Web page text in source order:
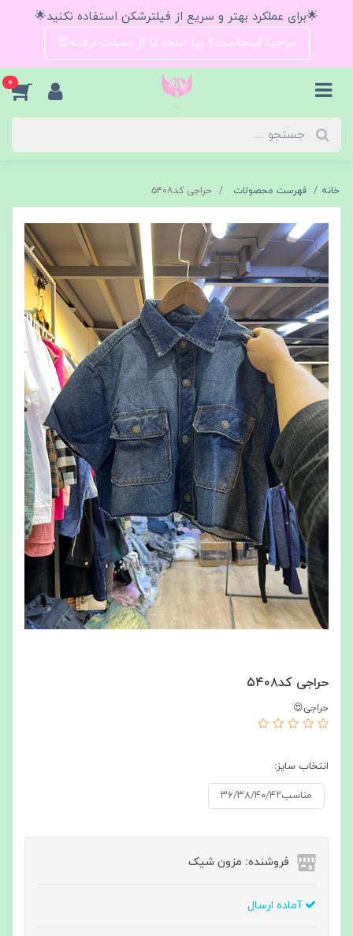
🌟برای عملکرد بهتر و سریع از فیلترشکن استفاده نکنید🌟
حراجیا اینجاست؟ بیا اینجا تا از دستت نرفته😍
0
خانه فهرست محصولات حراجی کد۵۴۰۸
حراجی کد۵۴۰۸
حراجی😍
انتخاب سایز:
مناسب۳۶/۳۸/۴۰/۴۲
فروشنده: مزون شیک
آماده ارسال